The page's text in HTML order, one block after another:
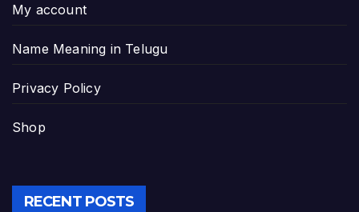
My account
Name Meaning in Telugu
Privacy Policy
Shop
RECENT POSTS